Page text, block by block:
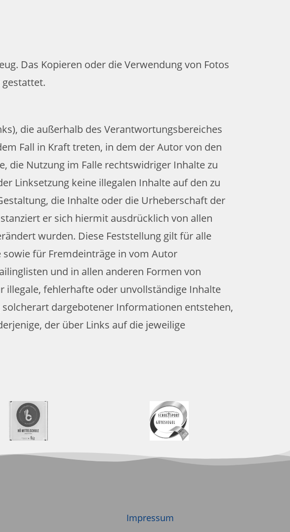
Das Kopieren oder die Verwendung von Fotos
die außerhalb des Verantwortungsbereiches
Fall in Kraft treten, in dem der Autor von den
die Nutzung im Falle rechtswidriger Inhalte zu
Linksetzung keine illegalen Inhalte auf den zu
die Inhalte oder die Urheberschaft der
er sich hiermit ausdrücklich von allen
wurden. Diese Feststellung gilt für alle
für Fremdeinträge in vom Autor
und in allen anderen Formen von
illegale, fehlerhafte oder unvollständige Inhalte
dargebotener Informationen entstehen,
der über Links auf die jeweilige
Impressum